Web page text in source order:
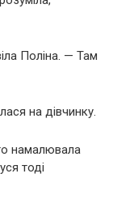
Поліна. — Там
на дівчинку.
намалювала
тоді